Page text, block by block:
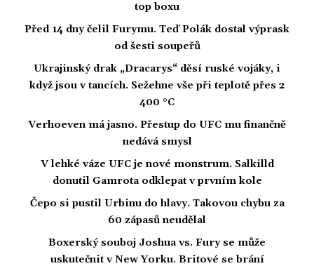
top boxu
Před 14 dny čelil Furymu. Teď Polák dostal výprask
od šesti soupeřů
Ukrajinský drak „Dracarys“ děsí ruské vojáky, i
když jsou v tancích. Sežehne vše při teplotě přes 2
400 °C
Verhoeven má jasno. Přestup do UFC mu finančně
nedává smysl
V lehké váze UFC je nové monstrum. Salkilld
donutil Gamrota odklepat v prvním kole
Čepo si pustil Urbinu do hlavy. Takovou chybu za
60 zápasů neudělal
Boxerský souboj Joshua vs. Fury se může
uskutečnit v New Yorku. Britové se brání